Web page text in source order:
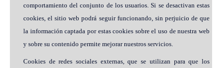
comportamiento del conjunto de los usuarios. Si se desactivan estas
cookies, el sitio web podrá seguir funcionando, sin perjuicio de que
la información captada por estas cookies sobre el uso de nuestra web
y sobre su contenido permite mejorar nuestros servicios.
Cookies de redes sociales externas, que se utilizan para que los